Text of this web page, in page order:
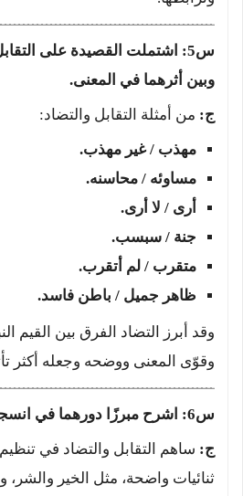
س5: اشتملت القصيدة على
وبين أثرهما في المعنى.
ج: من أمثلة التقابل والتضاد:
مهذب / غير مهذب.
مساوئه / محاسنه.
أرى / لا أرى.
جنة / سبسب.
متقرب / لم أتقرب.
ظاهر جميل / باطن فاسد.
وقد أبرز التضاد الفرق بين القيم
وقوّى المعنى ووضحه وجعله أكثر
س6: اشرح مبرزًا دورهما في انسجام الأبيات وترابطها.
ج: ساهم التقابل والتضاد في
ثنائيات واضحة، مثل الخير والشر،